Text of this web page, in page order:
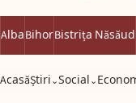
AlbaBihorBistrița Năsăud
AcasăȘtiri ⌄Social ⌄